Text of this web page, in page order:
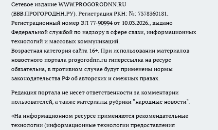
Сетевое издание WWW.PROGORODNN.RU
(ВВВ.ПРОГОРОДНН.РУ). Регистрация РКН: №: 7378360181.
Регистрационный номер ЭЛ 77-90994 от 10.03.2026., выдано
Федеральной службой по надзору в сфере связи, информационных
технологий и массовых коммуникаций.
Возрастная категория сайта 16+. При использовании материалов
новостного портала progorodnn.ru гиперссылка на ресурс
обязательна, в противном случае будут применены нормы
законодательства РФ об авторских и смежных правах.
Редакция портала не несет ответственности за комментарии
пользователей, а также материалы рубрики "народные новости".
«На информационном ресурсе применяются рекомендательные
технологии (информационные технологии предоставления